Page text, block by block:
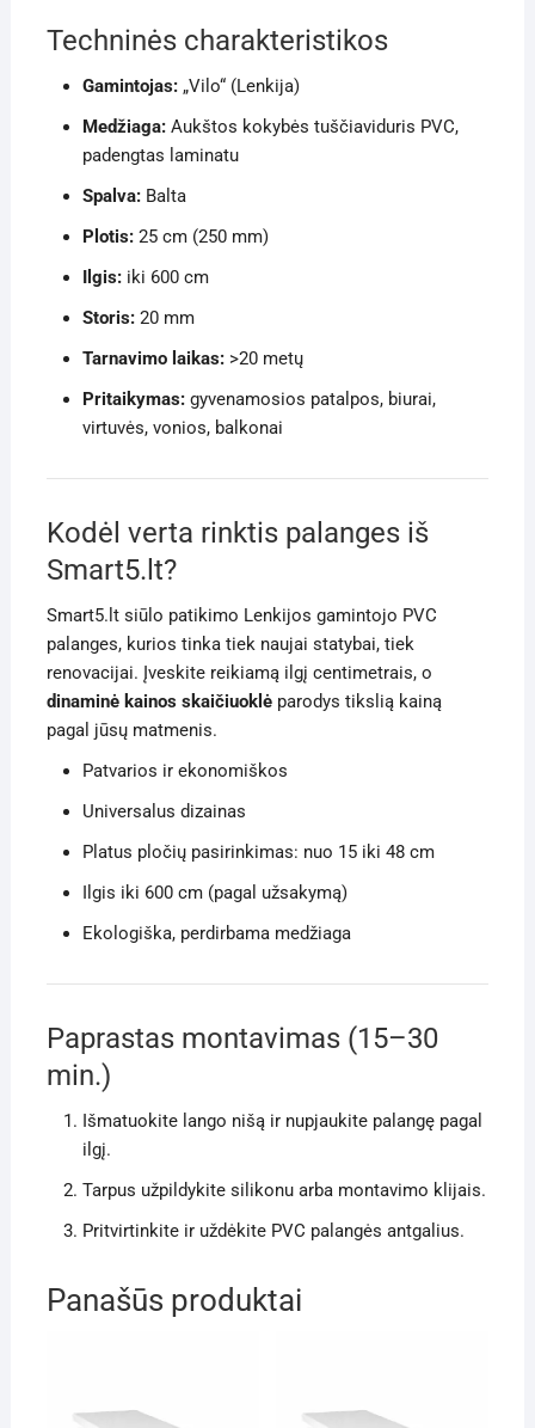
Techninės charakteristikos
Gamintojas:„Vilo“ (Lenkija)
Medžiaga:Aukštos kokybės tuščiaviduris PVC,
padengtas laminatu
Spalva:Balta
Plotis:25 cm (250 mm)
Ilgis:iki 600 cm
Storis:20 mm
Tarnavimo laikas:>20 metų
Pritaikymas:gyvenamosios patalpos, biurai,
virtuvės, vonios, balkonai
Kodėl verta rinktis palanges iš
Smart5.lt?
Smart5.lt siūlo patikimo Lenkijos gamintojo PVC
palanges, kurios tinka tiek naujai statybai, tiek
renovacijai. Įveskite reikiamą ilgį centimetrais, o
dinaminė kainos skaičiuoklėparodys tikslią kainą
pagal jūsų matmenis.
Patvarios ir ekonomiškos
Universalus dizainas
Platus pločių pasirinkimas: nuo 15 iki 48 cm
Ilgis iki 600 cm (pagal užsakymą)
Ekologiška, perdirbama medžiaga
Paprastas montavimas (15–30
min.)
Išmatuokite lango nišą ir nupjaukite palangę pagal
ilgį.
Tarpus užpildykite silikonu arba montavimo klijais.
Pritvirtinkite ir uždėkite PVC palangės antgalius.
Panašūs produktai